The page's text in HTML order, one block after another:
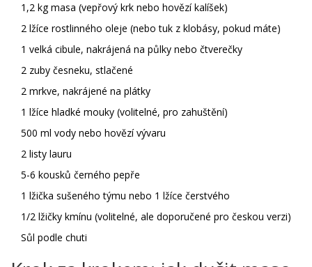
1,2 kg masa (vepřový krk nebo hovězí kalíšek)
2 lžíce rostlinného oleje (nebo tuk z klobásy, pokud máte)
1 velká cibule, nakrájená na půlky nebo čtverečky
2 zuby česneku, stlačené
2 mrkve, nakrájené na plátky
1 lžíce hladké mouky (volitelné, pro zahuštění)
500 ml vody nebo hovězí vývaru
2 listy lauru
5-6 kousků černého pepře
1 lžička sušeného týmu nebo 1 lžíce čerstvého
1/2 lžičky kmínu (volitelné, ale doporučené pro českou verzi)
Sůl podle chuti